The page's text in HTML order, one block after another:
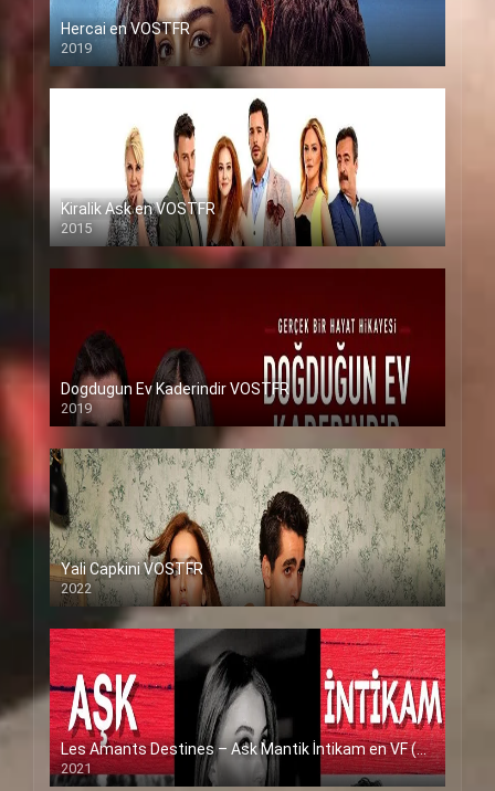
Hercai en VOSTFR
2019
Kiralik Ask en VOSTFR
2015
Dogdugun Ev Kaderindir VOSTFR
2019
Yali Capkini VOSTFR
2022
Les Amants Destines – Ask Mantik İntikam en VF (Voix Francaise)
2021